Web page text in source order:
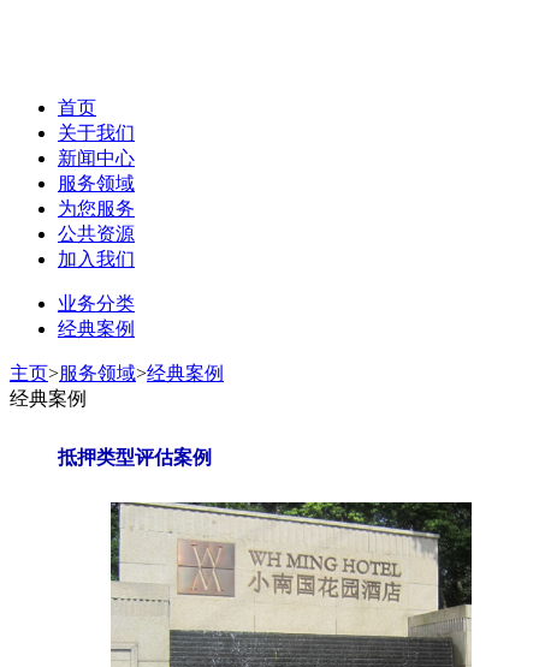
首页
关于我们
新闻中心
服务领域
为您服务
公共资源
加入我们
业务分类
经典案例
主页>服务领域>经典案例
经典案例
抵押类型评估案例